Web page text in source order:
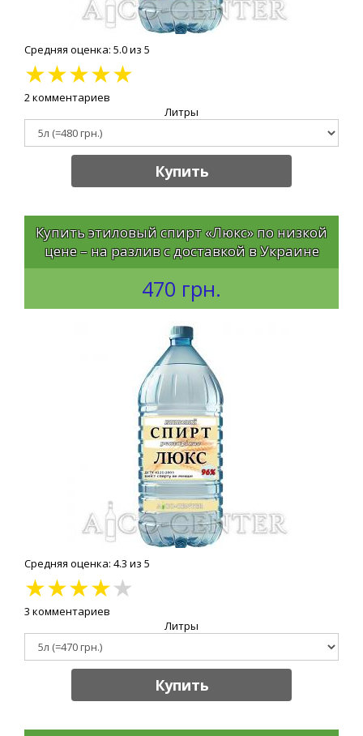
Средняя оценка: 5.0 из 5
★★★★★
2 комментариев
Литры
Купить
Купить этиловый спирт «Люкс» по низкой
цене – на разлив с доставкой в Украине
470 грн.
Средняя оценка: 4.3 из 5
★★★★★
3 комментариев
Литры
Купить